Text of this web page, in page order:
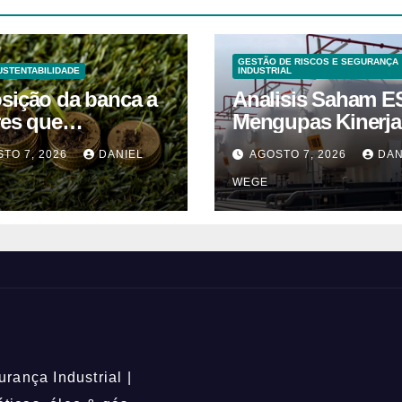
da banca a
que
para as
climáticas
se nos 62%
7, 2026 DANIEL
GESTÃO DE RISCOS E SEGURANÇA
INDUSTRIAL
Analisis Saham
Mengupas Kinerja
Keuangan ESSA
Semester I 2026
AGOSTO 7, 2026
WEGE
Industrial |